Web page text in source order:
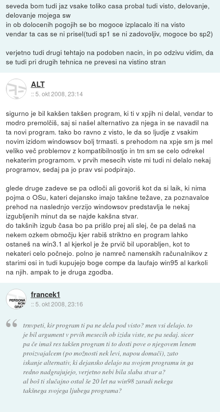
seveda bom tudi jaz vsake toliko casa probal tudi visto, delovanje,
delovanje mojega sw
in ob dolocenih pogojih se bo mogoce izplacalo iti na visto
vendar ta cas se ni prisel(tudi sp1 se ni zadovoljiv, mogoce bo sp2)
verjetno tudi drugi tehtajo na podoben nacin, in po odzivu vidim, da
se tudi pri drugih tehnica ne prevesi na vistino stran
ALT
::5. okt 2008, 23:14
sigurno je bil kakšen takšen program, ki ti v xpjih ni delal, vendar to
modro premolčiš, saj si našel alternativo za njega in se navadil na
ta novi program. tako bo ravno z visto, le da so ljudje z vsakim
novim izidom windowsov bolj trmasti. s prehodom na xpje sm js mel
veliko več problemov z kompatibilnostjo in tm sm se celo odrekel
nekaterim programom. v prvih mesecih viste mi tudi ni delalo nekaj
programov, sedaj pa jo prav vsi podpirajo.
glede druge zadeve se pa odloči ali govoriš kot da si laik, ki nima
pojma o OSu, kateri dejansko imajo takšne težave, za poznavalce
prehod na naslednjo verzijo windowsov predstavlja le nekaj
izgubljenih minut da se najde kakšna stvar.
do takšnih izgub časa bo pa prišlo prej ali slej, če pa delaš na
nekem ozkem območju kjer rabiš striktno en program lahko
ostaneš na win3.1 al kjerkol je že prvič bil uporabljen, kot to
nekateri celo počnejo. polno je namreč namenskih računalnikov z
starimi osi in tudi kupujejo boge compe da laufajo win95 al karkoli
na njih. ampak to je druga zgodba.
francek1
:: 5. okt 2008, 23:16
trnvpeti, kir program ti pa ne dela pod visto? men vsi delajo. to
je bil argument v prvih mesecih ob izidu viste, ne pa sedaj. sicer
pa če imaš res takšen program ti to dosti pove o njegovem lenem
proizvajalcem (po možnosti nek levi, napou domači), zato
iskanje alternativ, ki dejansko delajo na svojem programu in ga
redno nadgrajujejo, verjetno nebi bila slaba stvar a?
al boš ti slučajno ostal še 20 let na win98 zaradi nekega
takšnega svojega ljubega programa?